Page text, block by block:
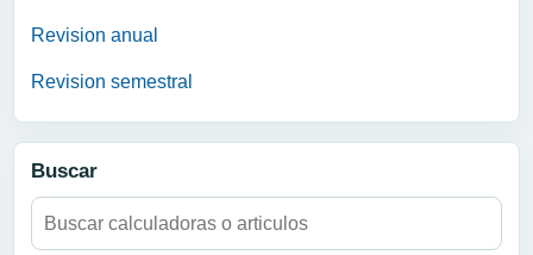
Revision anual
Revision semestral
Buscar
Buscar: